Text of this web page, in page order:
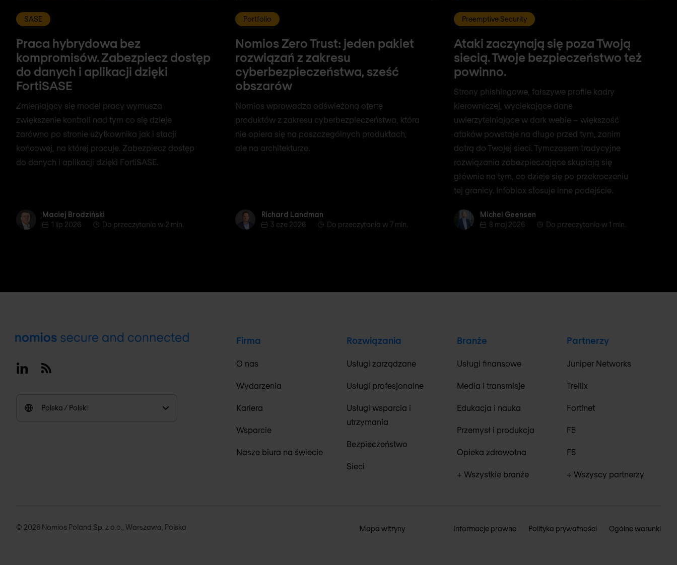
SASE
Praca hybrydowa bez
kompromisów. Zabezpiecz dostęp
do danych i aplikacji dzięki
FortiSASE
Zmieniający się model pracy wymusza
zwiększenie kontroli nad tym co się dzieje
zarówno po stronie użytkownika jak i stacji
końcowej, na której pracuje. Zabezpiecz dostęp
do danych i aplikacji dzięki FortiSASE.
Maciej Brodziński
Maciej Brodziński
1 lip 2026
Do przeczytania w 2 min.
Portfolio
Nomios Zero Trust: jeden pakiet
rozwiązań z zakresu
cyberbezpieczeństwa, sześć
obszarów
Nomios wprowadza odświeżoną ofertę
produktów z zakresu cyberbezpieczeństwa, która
nie opiera się na poszczególnych produktach,
ale na architekturze.
Richard Landman
Richard Landman
3 cze 2026
Do przeczytania w 7 min.
Preemptive Security
Ataki zaczynają się poza Twoją
siecią. Twoje bezpieczeństwo też
powinno.
Strony phishingowe, fałszywe profile kadry
kierowniczej, wyciekające dane
uwierzytelniające w dark webie – większość
ataków powstaje na długo przed tym, zanim
dotrą do Twojej sieci. Tymczasem tradycyjne
rozwiązania zabezpieczające skupiają się
głównie na tym, co dzieje się po przekroczeniu
tej granicy. Infoblox stosuje inne podejście.
Michel Geensen
Michel Geensen
8 maj 2026
Do przeczytania w 1 min.
Footer
LinkedinRSS
Polska / Polski
Firma
O nas
Wydarzenia
Kariera
Wsparcie
Nasze biura na świecie
Rozwiązania
Usługi zarządzane
Usługi profesjonalne
Usługi wsparcia i
utrzymania
Bezpieczeństwo
Sieci
Branże
Usługi finansowe
Media i transmisje
Edukacja i nauka
Przemysł i produkcja
Opieka zdrowotna
+ Wszystkie branże
Partnerzy
Juniper Networks
Trellix
Fortinet
F5
F5
+ Wszyscy partnerzy
© 2026 Nomios Poland Sp. z o.o., Warszawa, Polska Mapa witryny Informacje prawne Polityka prywatności Ogólne warunki